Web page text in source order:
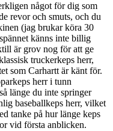
något för dig som
revor och smuts, och du
(jag brukar köra 30
känns inte billig
är grov nog för att ge
truckerkeps herr,
som Carhartt är känt för.
herr i tunn
länge du inte springer
baseballkeps herr, vilket
tanke på hur länge keps
vid första anblicken.